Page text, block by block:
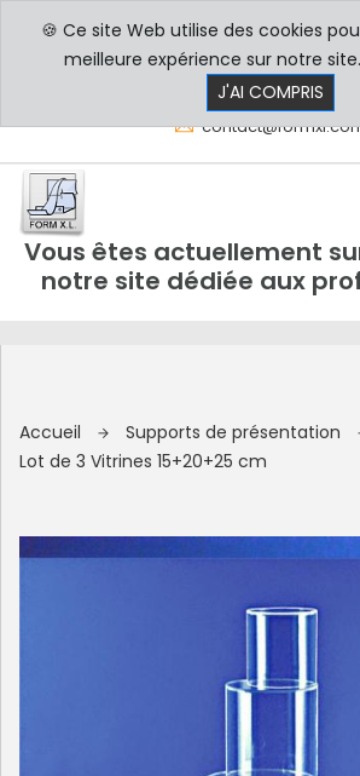
PROFESSIONNELS
Vous êtes actuellement
notre site dédiée aux
Accueil
Supports de présentation
Lot de 3 Vitrines 15+20+25 cm
🍪 Ce site Web utilise des cookies
meilleure expérience sur notre site.
J'AI COMPRIS